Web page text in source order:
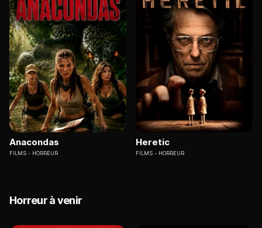
Anacondas
FILMS HORREUR
Heretic
FILMS HORREUR
Horreur à venir